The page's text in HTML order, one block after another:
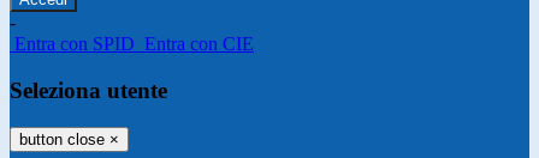
-
Entra con SPID Entra con CIE
Seleziona utente
button close ×